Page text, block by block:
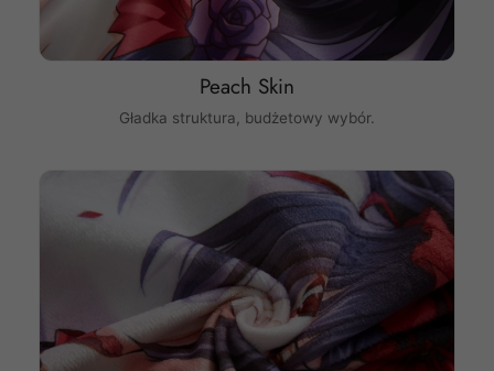
Peach Skin
Gładka struktura, budżetowy wybór.